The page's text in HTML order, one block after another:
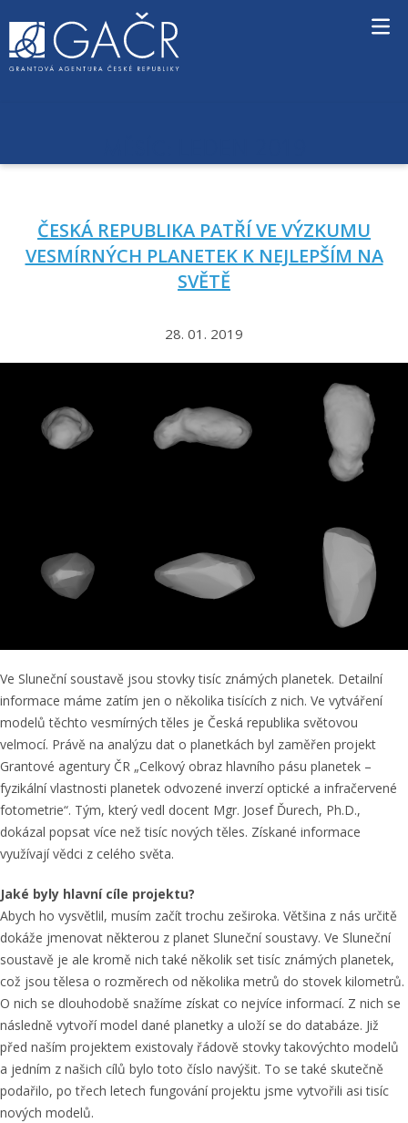
n
ČESKÁ REPUBLIKA PATŘÍ VE VÝZKUMU
VESMÍRNÝCH PLANETEK K NEJLEPŠÍM NA
SVĚTĚ
28. 01. 2019
Ve Sluneční soustavě jsou stovky tisíc známých planetek. Detailní
informace máme zatím jen o několika tisících z nich. Ve vytváření
modelů těchto vesmírných těles je Česká republika světovou
velmocí. Právě na analýzu dat o planetkách byl zaměřen projekt
Grantové agentury ČR „Celkový obraz hlavního pásu planetek –
fyzikální vlastnosti planetek odvozené inverzí optické a infračervené
fotometrie“. Tým, který vedl docent Mgr. Josef Ďurech, Ph.D.,
dokázal popsat více než tisíc nových těles. Získané informace
využívají vědci z celého světa.
Jaké byly hlavní cíle projektu?
Abych ho vysvětlil, musím začít trochu zeširoka. Většina z nás určitě
dokáže jmenovat některou z planet Sluneční soustavy. Ve Sluneční
soustavě je ale kromě nich také několik set tisíc známých planetek,
což jsou tělesa o rozměrech od několika metrů do stovek kilometrů.
O nich se dlouhodobě snažíme získat co nejvíce informací. Z nich se
následně vytvoří model dané planetky a uloží se do databáze. Již
před naším projektem existovaly řádově stovky takovýchto modelů
a jedním z našich cílů bylo toto číslo navýšit. To se také skutečně
podařilo, po třech letech fungování projektu jsme vytvořili asi tisíc
nových modelů.